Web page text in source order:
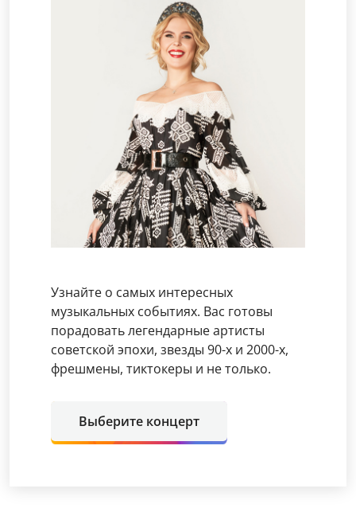
Узнайте о самых интересных
музыкальных событиях. Вас готовы
порадовать легендарные артисты
советской эпохи, звезды 90-х и 2000-х,
фрешмены, тиктокеры и не только.
Выберите концерт